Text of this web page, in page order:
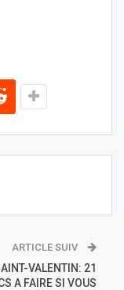
ARTICLE SUIV
VALENTIN: 21
A FAIRE SI VOUS